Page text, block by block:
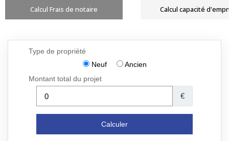
Calcul Frais de notaire Calcul capacité